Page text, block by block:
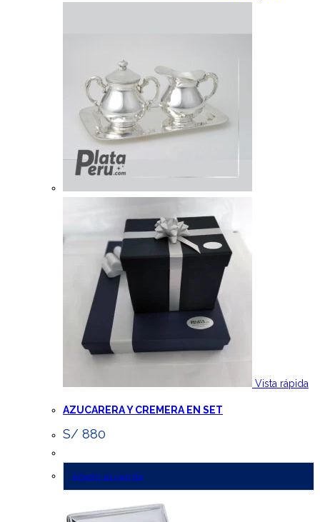
Vista rápida
AZUCARERA Y CREMERA EN SET
S/ 880
Añadir al carrito